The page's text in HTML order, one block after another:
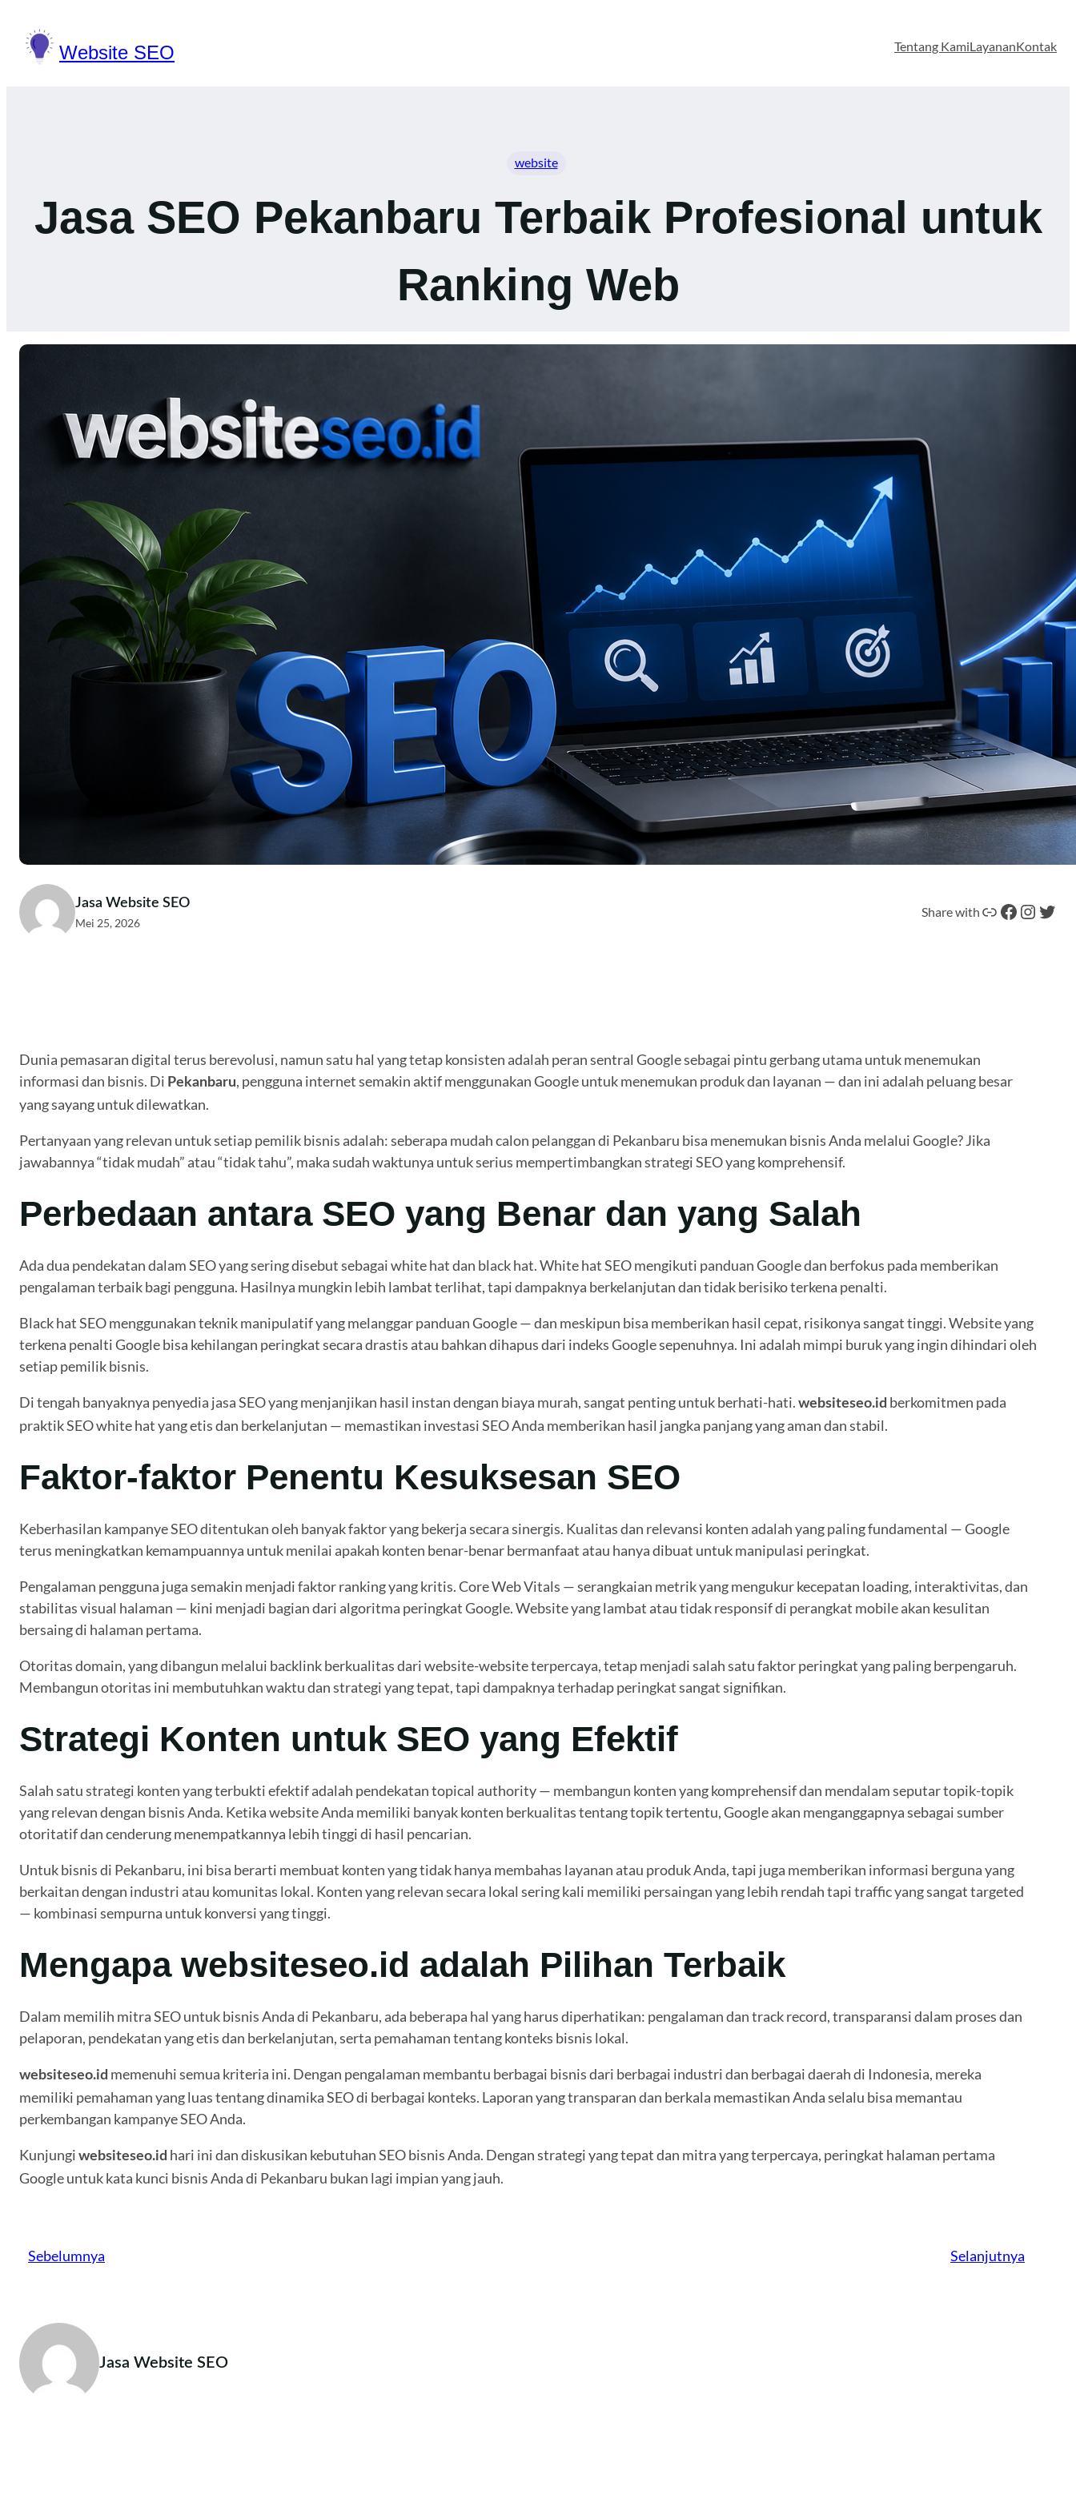
konten
Website SEO Tentang KamiLayananKontak
website
Jasa SEO Pekanbaru Terbaik Profesional untuk
Ranking Web
Jasa Website SEO
Mei 25, 2026
Share with Tautan Facebook Instagram Twitter
Dunia pemasaran digital terus berevolusi, namun satu hal yang tetap konsisten adalah peran sentral Google sebagai pintu gerbang utama untuk menemukan
informasi dan bisnis. Di Pekanbaru, pengguna internet semakin aktif menggunakan Google untuk menemukan produk dan layanan — dan ini adalah peluang besar
yang sayang untuk dilewatkan.
Pertanyaan yang relevan untuk setiap pemilik bisnis adalah: seberapa mudah calon pelanggan di Pekanbaru bisa menemukan bisnis Anda melalui Google? Jika
jawabannya “tidak mudah” atau “tidak tahu”, maka sudah waktunya untuk serius mempertimbangkan strategi SEO yang komprehensif.
Perbedaan antara SEO yang Benar dan yang Salah
Ada dua pendekatan dalam SEO yang sering disebut sebagai white hat dan black hat. White hat SEO mengikuti panduan Google dan berfokus pada memberikan
pengalaman terbaik bagi pengguna. Hasilnya mungkin lebih lambat terlihat, tapi dampaknya berkelanjutan dan tidak berisiko terkena penalti.
Black hat SEO menggunakan teknik manipulatif yang melanggar panduan Google — dan meskipun bisa memberikan hasil cepat, risikonya sangat tinggi. Website yang
terkena penalti Google bisa kehilangan peringkat secara drastis atau bahkan dihapus dari indeks Google sepenuhnya. Ini adalah mimpi buruk yang ingin dihindari oleh
setiap pemilik bisnis.
Di tengah banyaknya penyedia jasa SEO yang menjanjikan hasil instan dengan biaya murah, sangat penting untuk berhati-hati. websiteseo.id berkomitmen pada
praktik SEO white hat yang etis dan berkelanjutan — memastikan investasi SEO Anda memberikan hasil jangka panjang yang aman dan stabil.
Faktor-faktor Penentu Kesuksesan SEO
Keberhasilan kampanye SEO ditentukan oleh banyak faktor yang bekerja secara sinergis. Kualitas dan relevansi konten adalah yang paling fundamental — Google
terus meningkatkan kemampuannya untuk menilai apakah konten benar-benar bermanfaat atau hanya dibuat untuk manipulasi peringkat.
Pengalaman pengguna juga semakin menjadi faktor ranking yang kritis. Core Web Vitals — serangkaian metrik yang mengukur kecepatan loading, interaktivitas, dan
stabilitas visual halaman — kini menjadi bagian dari algoritma peringkat Google. Website yang lambat atau tidak responsif di perangkat mobile akan kesulitan
bersaing di halaman pertama.
Otoritas domain, yang dibangun melalui backlink berkualitas dari website-website terpercaya, tetap menjadi salah satu faktor peringkat yang paling berpengaruh.
Membangun otoritas ini membutuhkan waktu dan strategi yang tepat, tapi dampaknya terhadap peringkat sangat signifikan.
Strategi Konten untuk SEO yang Efektif
Salah satu strategi konten yang terbukti efektif adalah pendekatan topical authority — membangun konten yang komprehensif dan mendalam seputar topik-topik
yang relevan dengan bisnis Anda. Ketika website Anda memiliki banyak konten berkualitas tentang topik tertentu, Google akan menganggapnya sebagai sumber
otoritatif dan cenderung menempatkannya lebih tinggi di hasil pencarian.
Untuk bisnis di Pekanbaru, ini bisa berarti membuat konten yang tidak hanya membahas layanan atau produk Anda, tapi juga memberikan informasi berguna yang
berkaitan dengan industri atau komunitas lokal. Konten yang relevan secara lokal sering kali memiliki persaingan yang lebih rendah tapi traffic yang sangat targeted
— kombinasi sempurna untuk konversi yang tinggi.
Mengapa websiteseo.id adalah Pilihan Terbaik
Dalam memilih mitra SEO untuk bisnis Anda di Pekanbaru, ada beberapa hal yang harus diperhatikan: pengalaman dan track record, transparansi dalam proses dan
pelaporan, pendekatan yang etis dan berkelanjutan, serta pemahaman tentang konteks bisnis lokal.
websiteseo.id memenuhi semua kriteria ini. Dengan pengalaman membantu berbagai bisnis dari berbagai industri dan berbagai daerah di Indonesia, mereka
memiliki pemahaman yang luas tentang dinamika SEO di berbagai konteks. Laporan yang transparan dan berkala memastikan Anda selalu bisa memantau
perkembangan kampanye SEO Anda.
Kunjungi websiteseo.id hari ini dan diskusikan kebutuhan SEO bisnis Anda. Dengan strategi yang tepat dan mitra yang terpercaya, peringkat halaman pertama
Google untuk kata kunci bisnis Anda di Pekanbaru bukan lagi impian yang jauh.
Sebelumnya Selanjutnya
Jasa Website SEO